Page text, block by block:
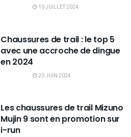
10 JUILLET 2024
Chaussures de trail : le top 5
avec une accroche de dingue
en 2024
20 JUIN 2024
Les chaussures de trail Mizuno
Mujin 9 sont en promotion sur
i-run